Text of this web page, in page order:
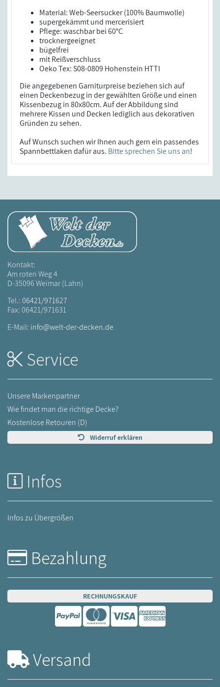
Material: Web-Seersucker (100% Baumwolle)
supergekämmt und mercerisiert
Pflege: waschbar bei 60°C
trocknergeeignet
bügelfrei
mit Reißverschluss
Oeko Tex: S08-0809 Hohenstein HTTI
Die angegebenen Garniturpreise beziehen sich auf
einen Deckenbezug in der gewählten Größe und einen
Kissenbezug in 80x80cm. Auf der Abbildung sind
mehrere Kissen und Decken lediglich aus dekorativen
Gründen zu sehen.
Auf Wunsch suchen wir Ihnen auch gern ein passendes
Spannbettlaken dafür aus. Bitte sprechen Sie uns an!
Kontakt:
Am roten Weg 4
D-35096 Weimar (Lahn)
Tel.:06421/971627
Fax: 06421/971631
E-Mail: info@welt-der-decken.de
Service
Unsere Markenpartner
Wie findet man die richtige Decke?
Kostenlose Retouren (D)
Widerruf erklären
Infos
Infos zu Übergrößen
Bezahlung
RECHNUNGSKAUF
Versand